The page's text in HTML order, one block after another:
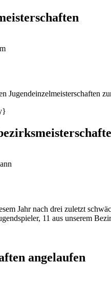
Jugendeinzelmeisterschaften
Jahr nach drei zuletzt
11 aus unserem
angelaufen